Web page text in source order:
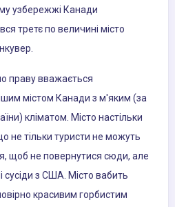
узбережжі Канади
третє по величині місто
праву вважається
містом Канади з м'яким (за
кліматом. Місто настільки
не тільки туристи не можуть
щоб не повернутися сюди, але
сусіди з США. Місто вабить
красивим горбистим